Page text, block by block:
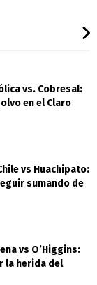
vs. Cobresal:
en el Claro
vs Huachipato:
sumando de
vs O’Higgins:
la herida del